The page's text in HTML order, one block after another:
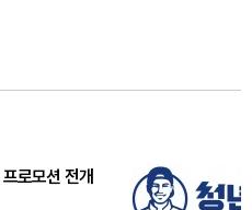
로모션 전개